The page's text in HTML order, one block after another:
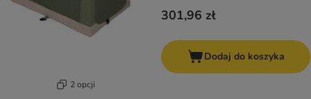
2 opcji
301,96 zł
Dodaj do koszyka